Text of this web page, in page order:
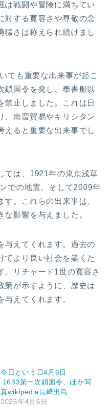
は戦闘や冒険に満ちてい
対する寛容さや尊敬の念
猛さは称えられ続けまし
ても重要な出来事が起こ
鎖国令を発し、奉書船以
禁止しました。これは日
、南蛮貿易やキリシタン
えると重要な出来事でし
ては、1921年の東京浅草
での地震、そして2009年
。これらの出来事は、
影響を与えました。
与えてくれます。過去の
てより良い社会を築くた
。リチャード1世の寛容さ
策が示すように、歴史は
えてくれます。
今日という日4月6日
1633第一次鎖国令、ほか写
真wikipedia長崎出島
2026年4月6日